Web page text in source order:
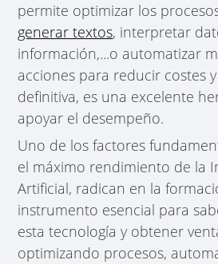
permite optimizar los
generar textos, interpretar
información,...o automatizar
acciones para reducir costes
definitiva, es una excelente
apoyar el desempeño.
Uno de los factores
el máximo rendimiento de la
Artificial, radican en la
instrumento esencial para
esta tecnología y obtener
optimizando procesos,